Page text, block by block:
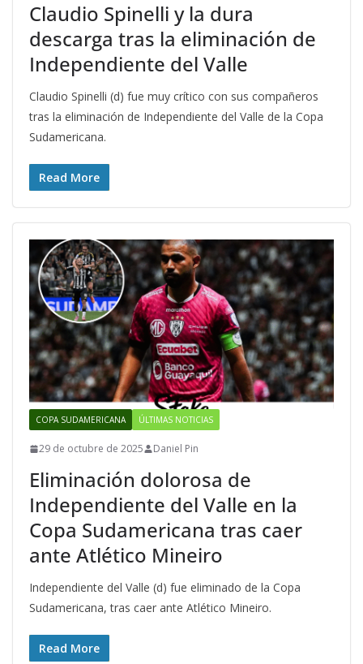
Claudio Spinelli y la dura
descarga tras la eliminación de
Independiente del Valle
Claudio Spinelli (d) fue muy crítico con sus compañeros
tras la eliminación de Independiente del Valle de la Copa
Sudamericana.
Read More
COPA SUDAMERICANA ÚLTIMAS NOTICIAS
29 de octubre de 2025 Daniel Pin
Eliminación dolorosa de
Independiente del Valle en la
Copa Sudamericana tras caer
ante Atlético Mineiro
Independiente del Valle (d) fue eliminado de la Copa
Sudamericana, tras caer ante Atlético Mineiro.
Read More